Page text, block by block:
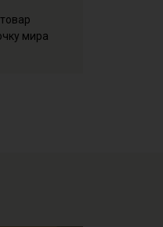
выше 40C,
мира